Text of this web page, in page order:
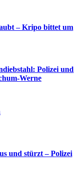
– Kripo bittet um
Polizei und
Werne
und stürzt – Polizei